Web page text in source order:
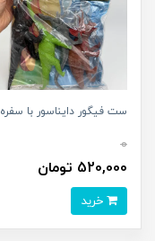
ست فیگور دایناسور با سفره
0
520,000 تومان